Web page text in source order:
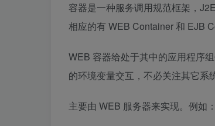
容器是一种服务调用规范框架，
相应的有 WEB Container 和 EJB
WEB 容器给处于其中的应用程序
的环境变量交互，不必关注其它
主要由 WEB 服务器来实现。例如